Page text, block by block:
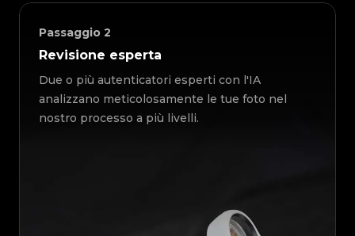
Passaggio 2
Revisione esperta
Due o più autenticatori esperti con l'IA
analizzano meticolosamente le tue foto nel
nostro processo a più livelli.